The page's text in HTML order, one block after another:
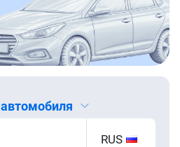
автомобиля
RUS